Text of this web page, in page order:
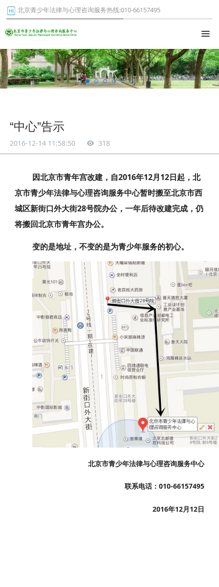
北京青少年法律与心理咨询服务热线:010-66157495
“中心”告示
2016-12-14 11:58:50 318
因北京市青年宫改建，自2016年12月12日起，北
京市青少年法律与心理咨询服务中心暂时搬至北京市西
城区新街口外大街28号院办公，一年后待改建完成，仍
将搬回北京市青年宫办公。
变的是地址，不变的是为青少年服务的初心。
北京市青少年法律与心理咨询服务中心
联系电话： 010-66157495
2016年12月12日